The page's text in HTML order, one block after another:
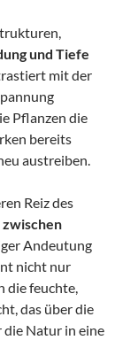
und Tiefe
mit der
Pflanzen die
bereits
austreiben.
Reiz des
zwischen
Andeutung
nicht nur
die feuchte,
das über die
Natur in eine